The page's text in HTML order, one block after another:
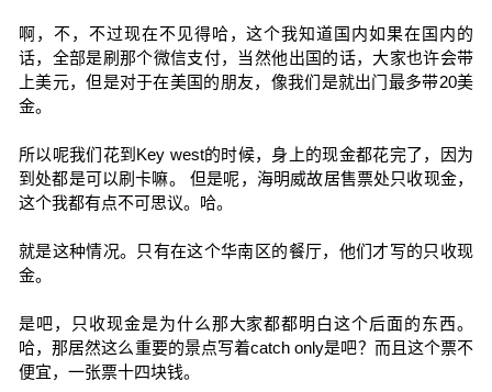
啊，不，不过现在不见得哈，这个我知道国内如果在国内的
话，全部是刷那个微信支付，当然他出国的话，大家也许会带
上美元，但是对于在美国的朋友，像我们是就出门最多带20美
金。
所以呢我们花到Key west的时候，身上的现金都花完了，因为
到处都是可以刷卡嘛。 但是呢，海明威故居售票处只收现金，
这个我都有点不可思议。哈。
就是这种情况。只有在这个华南区的餐厅，他们才写的只收现
金。
是吧，只收现金是为什么那大家都都明白这个后面的东西。
哈，那居然这么重要的景点写着catch only是吧？而且这个票不
便宜，一张票十四块钱。